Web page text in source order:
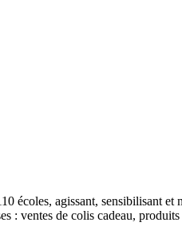
écoles, agissant, sensibilisant et
: ventes de colis cadeau,